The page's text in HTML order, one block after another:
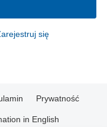
się
Prywatność
in English